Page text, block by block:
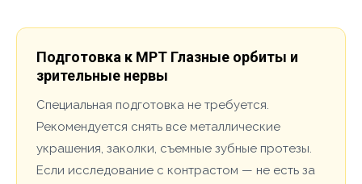
Подготовка к МРТ Глазные орбиты и
зрительные нервы
Специальная подготовка не требуется.
Рекомендуется снять все металлические
украшения, заколки, съемные зубные протезы.
Если исследование с контрастом — не есть за